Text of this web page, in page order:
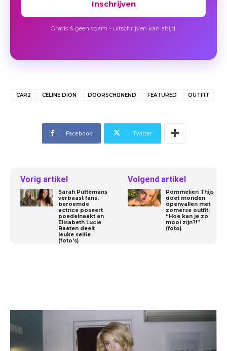
Inschrijven
Gratis & geen spam - uitschrijven kan altijd.
CAR2 CÉLINE DION DOORSCHIJNEND FEATURED OUTFIT
Facebook Twitter
Vorig artikel
Sarah Puttemans
verbaast fans,
beroemde
actrice poseert
poedelnaakt en
Elisabeth Lucie
Baeten deelt
leuke selfie
(foto’s)
Volgend artikel
Pommelien Thijs
doet monden
openvallen met
zomerse outfit:
“Hoe kan je zo
mooi zijn?!”
(foto)